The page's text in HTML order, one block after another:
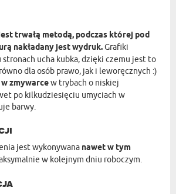
trwałą metodą, podczas której pod
nakładany jest wydruk.Grafiki
stronach ucha kubka, dzięki czemu jest to
dla osób prawo, jak i leworęcznych :)
zmywarcew trybach o niskiej
po kilkudziesięciu umyciach w
barwy.
jest wykonywana nawet w tym
w kolejnym dniu roboczym.